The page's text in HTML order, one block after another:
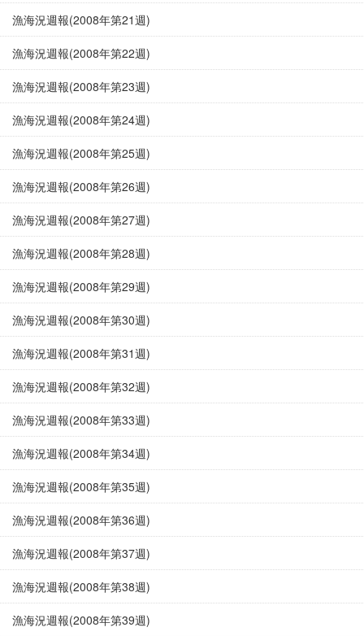
漁海況週報(2008年第21週)
漁海況週報(2008年第22週)
漁海況週報(2008年第23週)
漁海況週報(2008年第24週)
漁海況週報(2008年第25週)
漁海況週報(2008年第26週)
漁海況週報(2008年第27週)
漁海況週報(2008年第28週)
漁海況週報(2008年第29週)
漁海況週報(2008年第30週)
漁海況週報(2008年第31週)
漁海況週報(2008年第32週)
漁海況週報(2008年第33週)
漁海況週報(2008年第34週)
漁海況週報(2008年第35週)
漁海況週報(2008年第36週)
漁海況週報(2008年第37週)
漁海況週報(2008年第38週)
漁海況週報(2008年第39週)